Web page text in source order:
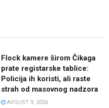
Flock kamere širom Čikaga
prate registarske tablice:
Policija ih koristi, ali raste
strah od masovnog nadzora
AVGUST 9, 2026